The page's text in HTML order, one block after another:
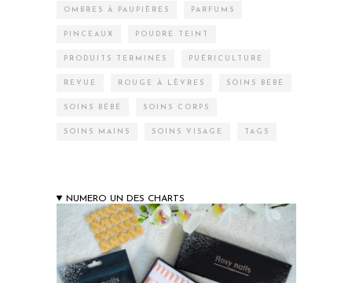
OMBRES À PAUPIÈRES PARFUMS
PINCEAUX POUDRE TEINT
PRODUITS TERMINÉS PUÉRICULTURE
REVUE ROUGE À LÈVRES SOINS BÉBÉ
SOINS BÉBÉ SOINS CORPS
SOINS MAINS SOINS VISAGE TAGS
NUMERO UN DES CHARTS